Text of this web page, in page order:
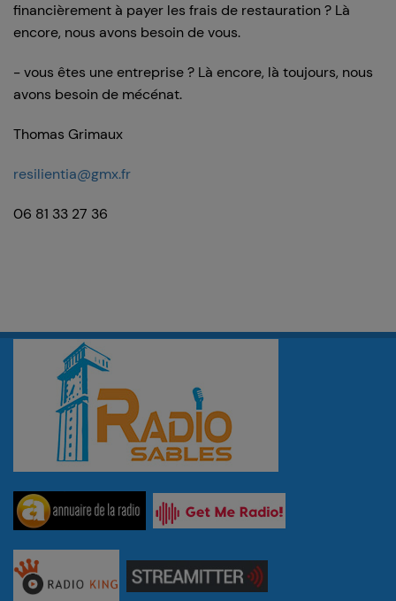
financièrement à payer les frais de restauration ? Là
encore, nous avons besoin de vous.
- vous êtes une entreprise ? Là encore, là toujours, nous
avons besoin de mécénat.
Thomas Grimaux
resilientia@gmx.fr
06 81 33 27 36